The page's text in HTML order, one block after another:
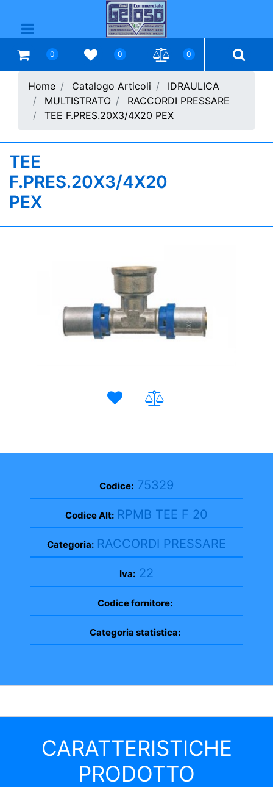
Open menu
0 0 0
Home Catalogo Articoli
IDRAULICA
MULTISTRATO
RACCORDI PRESSARE
TEE F.PRES.20X3/4X20 PEX
TEE
F.PRES.20X3/4X20
PEX
Codice: 75329
Codice Alt: RPMB TEE F 20
Categoria: RACCORDI PRESSARE
Iva: 22
Codice fornitore:
Categoria statistica:
CARATTERISTICHE
PRODOTTO